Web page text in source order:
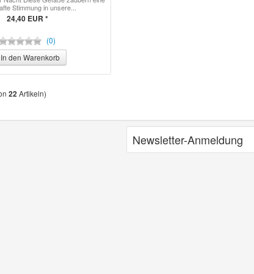
Stimmung in unsere...
24,40 EUR *
(0)
In den Warenkorb
22 Artikeln)
Newsletter-Anmeldung